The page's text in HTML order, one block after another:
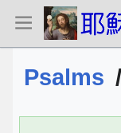
Psalms /